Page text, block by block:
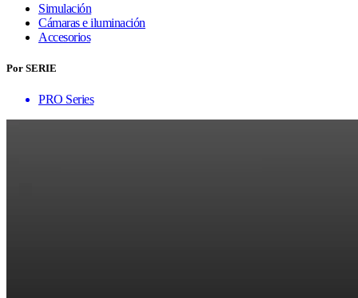
Simulación
Cámaras e iluminación
Accesorios
Por SERIE
PRO Series